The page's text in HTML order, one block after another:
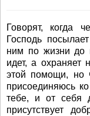
Говорят, когда
Господь
ним по жизни до
идет, а охраняет
этой помощи, но
присоединяюсь
тебе, и от себя
присутствует